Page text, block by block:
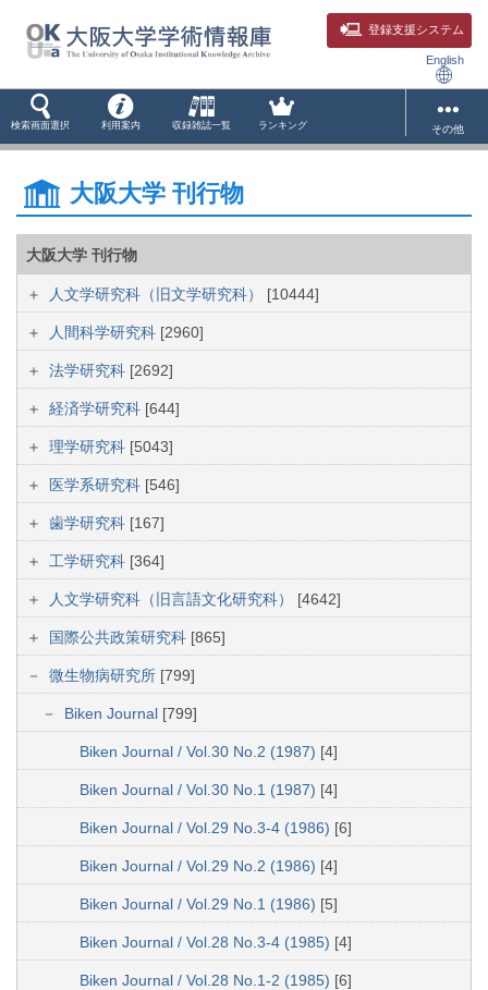
登録支援システム
English
検索画面選択 利用案内 収録雑誌一覧 ランキング その他
大阪大学 刊行物
大阪大学 刊行物
人文学研究科（旧文学研究科） [10444]
人間科学研究科 [2960]
法学研究科 [2692]
経済学研究科 [644]
理学研究科 [5043]
医学系研究科 [546]
歯学研究科 [167]
工学研究科 [364]
人文学研究科（旧言語文化研究科） [4642]
国際公共政策研究科 [865]
微生物病研究所 [799]
Biken Journal [799]
Biken Journal / Vol.30 No.2 (1987) [4]
Biken Journal / Vol.30 No.1 (1987) [4]
Biken Journal / Vol.29 No.3-4 (1986) [6]
Biken Journal / Vol.29 No.2 (1986) [4]
Biken Journal / Vol.29 No.1 (1986) [5]
Biken Journal / Vol.28 No.3-4 (1985) [4]
Biken Journal / Vol.28 No.1-2 (1985) [6]